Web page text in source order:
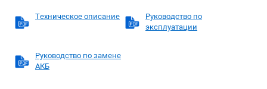
Техническое описание
Руководство по
эксплуатации
Руководство по замене
АКБ